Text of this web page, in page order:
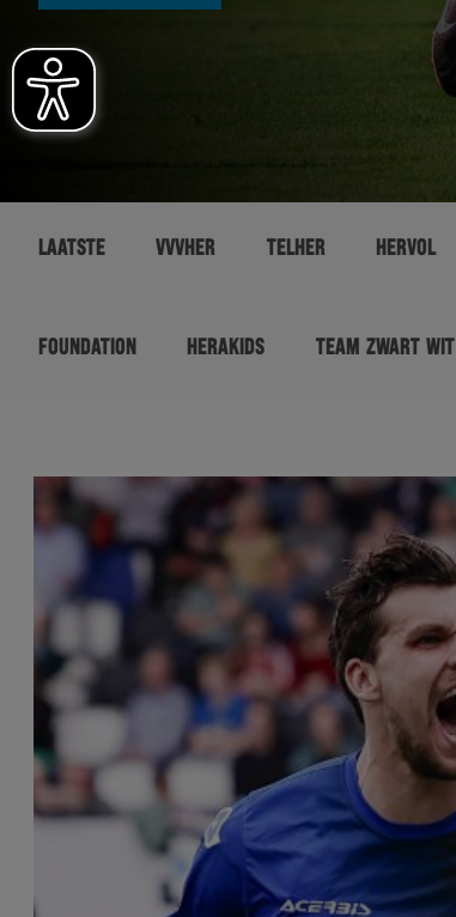
LAATSTE VVVHER TELHER HERVOL
FOUNDATION HERAKIDS TEAM ZWART WIT